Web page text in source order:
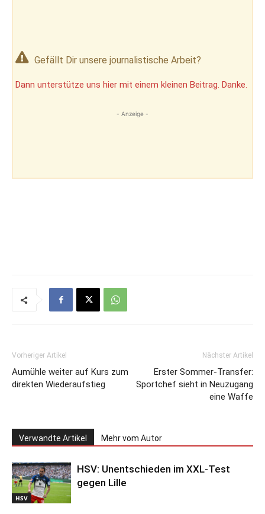
Gefällt Dir unsere journalistische Arbeit?
Dann unterstütze uns hier mit einem kleinen Beitrag. Danke.
- Anzeige -
Vorheriger Artikel
Aumühle weiter auf Kurs zum
direkten Wiederaufstieg
Nächster Artikel
Erster Sommer-Transfer:
Sportchef sieht in Neuzugang
eine Waffe
Verwandte Artikel Mehr vom Autor
HSV
HSV: Unentschieden im XXL-Test
gegen Lille